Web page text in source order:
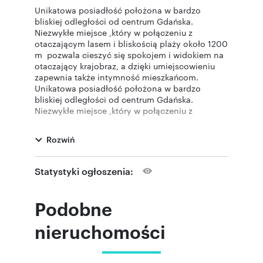
Unikatowa posiadłość położona w bardzo
bliskiej odległości od centrum Gdańska.
Niezwykłe miejsce ,który w połączeniu z
otaczającym lasem i bliskością plaży około 1200
m pozwala cieszyć się spokojem i widokiem na
otaczający krajobraz, a dzięki umiejscowieniu
zapewnia także intymność mieszkańcom.
Unikatowa posiadłość położona w bardzo
bliskiej odległości od centrum Gdańska.
Niezwykłe miejsce ,który w połączeniu z
otaczający krajobraz, a dzięki umiejscowieniu
zapewnia także intymność mieszkańcom.
Miejsce znajduje się w dzielnicy Gdańsk Stogi i
zapewnia atrakcje turystyczne i krajobrazowe,
natomiast pozwala w 15 minut znaleźć się w
podstaw cechujący się dużą prywatnością i
Rozwiń
Statystyki ogłoszenia:
Podobne
nieruchomości